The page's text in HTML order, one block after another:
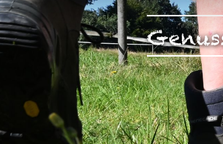
Wir verwenden Cookies,
anbieten zu können und
unserer Arbeit
Hinweis auf
und YouTube:Indem Sie
ankreuzen und auf
a DSGVO ein, dass Ihre
Gerichtshof als ein Land
eingeschätzt. Es besteht
und zu
werden können. Wenn
(Präferenzen, Statistiken
Übermittlung nicht statt.
Ausführlich informieren